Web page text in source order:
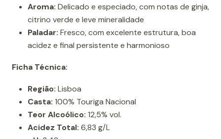
Aroma: Delicado e especiado, com notas de ginja,
citrino verde e leve mineralidade
Paladar: Fresco, com excelente estrutura, boa
acidez e final persistente e harmonioso
Ficha Técnica:
Região: Lisboa
Casta: 100% Touriga Nacional
Teor Alcoólico: 12,5% vol.
Acidez Total: 6,83 g/L